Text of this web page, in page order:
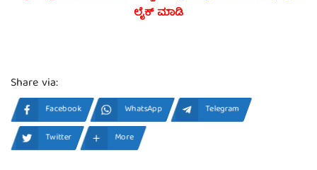
ಲೈಕ್ ಮಾಡಿ
Share via:
Facebook WhatsApp
Telegram
Twitter
More